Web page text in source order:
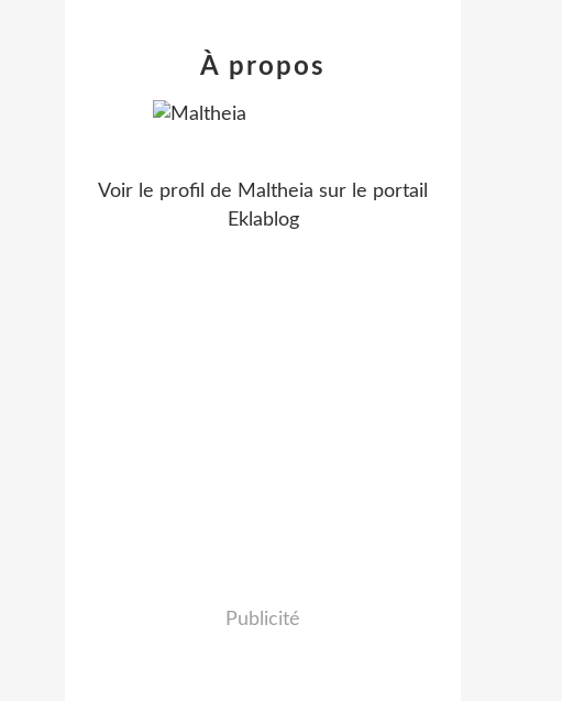
À propos
Voir le profil de Maltheia sur le portail
Eklablog
Publicité